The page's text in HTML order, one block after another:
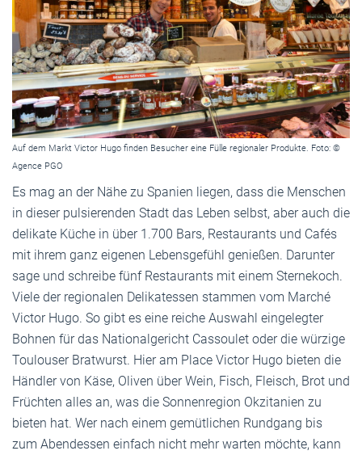
Auf dem Markt Victor Hugo finden Besucher eine Fülle regionaler Produkte. Foto: ©
Agence PGO
Es mag an der Nähe zu Spanien liegen, dass die Menschen
in dieser pulsierenden Stadt das Leben selbst, aber auch die
delikate Küche in über 1.700 Bars, Restaurants und Cafés
mit ihrem ganz eigenen Lebensgefühl genießen. Darunter
sage und schreibe fünf Restaurants mit einem Sternekoch.
Viele der regionalen Delikatessen stammen vom Marché
Victor Hugo. So gibt es eine reiche Auswahl eingelegter
Bohnen für das Nationalgericht Cassoulet oder die würzige
Toulouser Bratwurst. Hier am Place Victor Hugo bieten die
Händler von Käse, Oliven über Wein, Fisch, Fleisch, Brot und
Früchten alles an, was die Sonnenregion Okzitanien zu
bieten hat. Wer nach einem gemütlichen Rundgang bis
zum Abendessen einfach nicht mehr warten möchte, kann